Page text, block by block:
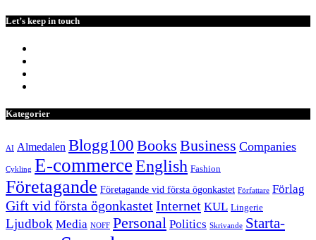
Let’s keep in touch
Kategorier
AI Almedalen Blogg100 Books Business Companies
Cykling E-commerceEnglish Fashion
Företagande Företagande vid första ögonkastet Författare Förlag
Gift vid första ögonkastetInternet KUL Lingerie
Ljudbok Media NOFF Personal Politics Skrivande Starta-